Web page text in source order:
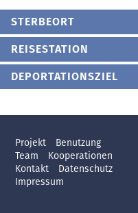
STERBEORT
REISESTATION
DEPORTATIONSZIEL
Projekt
Benutzung
Team
Kooperationen
Kontakt
Datenschutz
Impressum